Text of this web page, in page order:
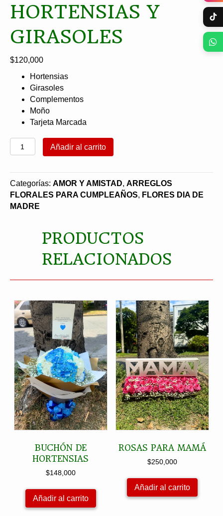
HORTENSIAS Y
GIRASOLES
$120,000
Hortensias
Girasoles
Complementos
Moño
Tarjeta Marcada
Ramo
de
Girasoles
cantidad
Añadir al carrito
Categorías: AMOR Y AMISTAD, ARREGLOS
FLORALES PARA CUMPLEAÑOS, FLORES DIA DE
MADRE
PRODUCTOS
RELACIONADOS
BUCHÓN DE
HORTENSIAS
$148,000
Añadir al carrito
ROSAS PARA MAMÁ
$250,000
Añadir al carrito